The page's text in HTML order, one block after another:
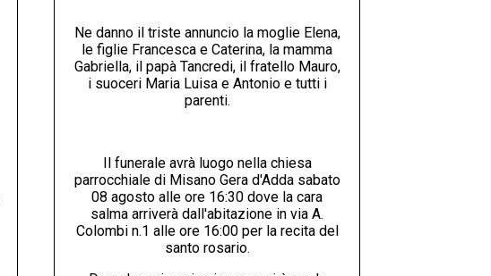
Ne danno il triste annuncio la moglie Elena,
le figlie Francesca e Caterina, la mamma
Gabriella, il papà Tancredi, il fratello Mauro,
i suoceri Maria Luisa e Antonio e tutti i
parenti.
Il funerale avrà luogo nella chiesa
parrocchiale di Misano Gera d'Adda sabato
08 agosto alle ore 16:30 dove la cara
salma arriverà dall'abitazione in via A.
Colombi n.1 alle ore 16:00 per la recita del
santo rosario.